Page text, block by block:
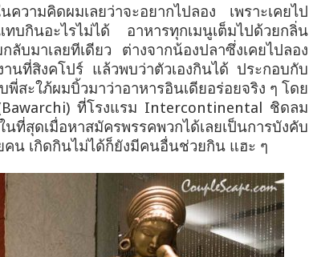
วามคิดผมเลยว่าจะอยากไปลอง เพราะเคยไป
บกินอะไรไม่ได้ อาหารทุกเมนูเต็มไปด้วยกลิ่น
ลับมาเลยทีเดียว ต่างจากน้องปลาซึ่งเคยไปลอง
นที่สิงคโปร์ แล้วพบว่าตัวเองกินได้ ประกอบกับ
สะใภ้ผมบิ้วมาว่าอาหารอินเดียอร่อยจริง ๆ โดย
ที่โรงแรม Intercontinental ชิดลม
ที่สุดเมื่อหาสมัครพรรคพวกได้เลยเป็นการบังคับ
น เกิดกินไม่ได้ก็ยังมีคนอื่นช่วยกิน แฮะ ๆ